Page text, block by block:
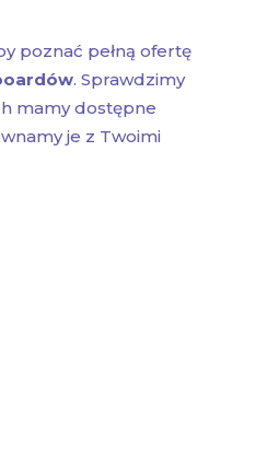
poznać pełną ofertę
. Sprawdzimy
mamy dostępne
je z Twoimi